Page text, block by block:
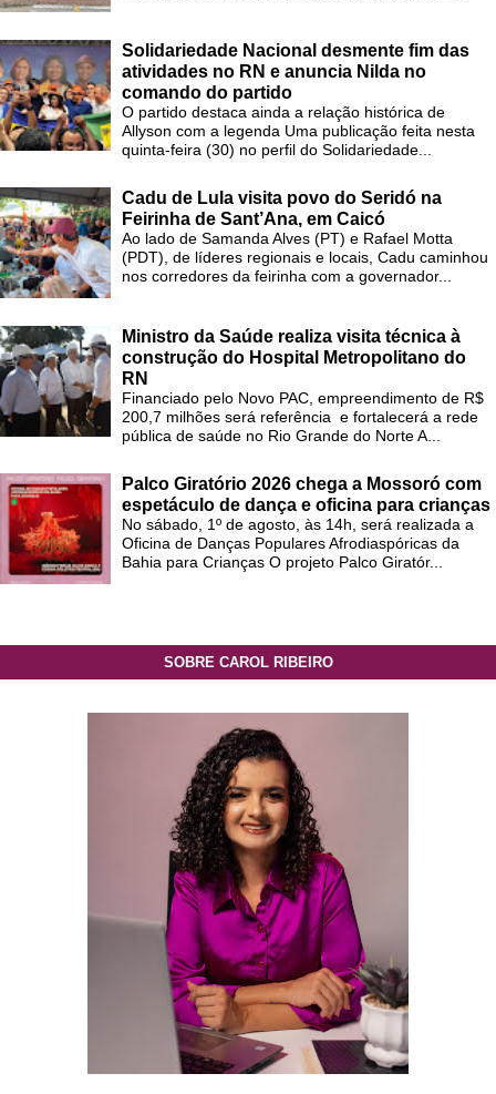
Solidariedade Nacional desmente fim das
atividades no RN e anuncia Nilda no
comando do partido
O partido destaca ainda a relação histórica de
Allyson com a legenda Uma publicação feita nesta
quinta-feira (30) no perfil do Solidariedade...
Cadu de Lula visita povo do Seridó na
Feirinha de Sant’Ana, em Caicó
Ao lado de Samanda Alves (PT) e Rafael Motta
(PDT), de líderes regionais e locais, Cadu caminhou
nos corredores da feirinha com a governador...
Ministro da Saúde realiza visita técnica à
construção do Hospital Metropolitano do
RN
Financiado pelo Novo PAC, empreendimento de R$
200,7 milhões será referência e fortalecerá a rede
pública de saúde no Rio Grande do Norte A...
Palco Giratório 2026 chega a Mossoró com
espetáculo de dança e oficina para crianças
No sábado, 1º de agosto, às 14h, será realizada a
Oficina de Danças Populares Afrodiaspóricas da
Bahia para Crianças O projeto Palco Giratór...
SOBRE CAROL RIBEIRO